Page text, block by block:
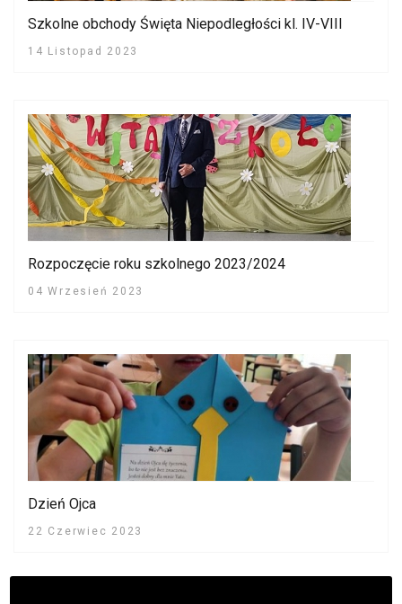
Szkolne obchody Święta Niepodległości kl. IV-VIII
14 Listopad 2023
Rozpoczęcie roku szkolnego 2023/2024
04 Wrzesień 2023
Dzień Ojca
22 Czerwiec 2023